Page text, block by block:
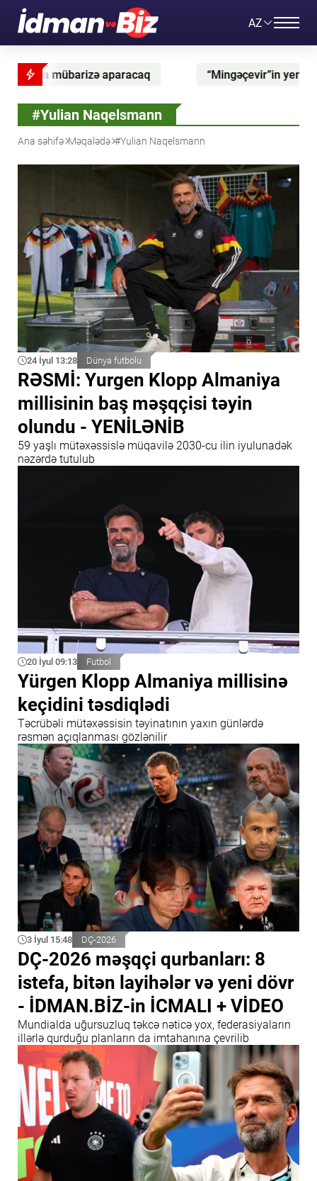
AZ
“Mingəçevir”in yeni baş məşqçisi açıqlandı
#Yulian Naqelsmann
Ana səhifə Məqalədə #Yulian Naqelsmann
24 İyul 13:28 Dünya futbolu
RƏSMİ: Yurgen Klopp Almaniya
millisinin baş məşqçisi təyin
olundu - YENİLƏNİB
59 yaşlı mütəxəssislə müqavilə 2030-cu ilin iyulunadək
nəzərdə tutulub
20 İyul 09:13 Futbol
Yürgen Klopp Almaniya millisinə
keçidini təsdiqlədi
Təcrübəli mütəxəssisin təyinatının yaxın günlərdə
rəsmən açıqlanması gözlənilir
3 İyul 15:48 DÇ-2026
DÇ-2026 məşqçi qurbanları: 8
istefa, bitən layihələr və yeni dövr
- İDMAN.BİZ-in İCMALI + VİDEO
Mundialda uğursuzluq təkcə nəticə yox, federasiyaların
illərlə qurduğu planların da imtahanına çevrilib